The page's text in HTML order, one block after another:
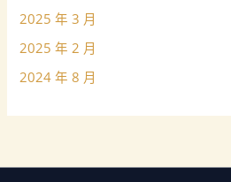
2025 年 3 月
2025 年 2 月
2024 年 8 月